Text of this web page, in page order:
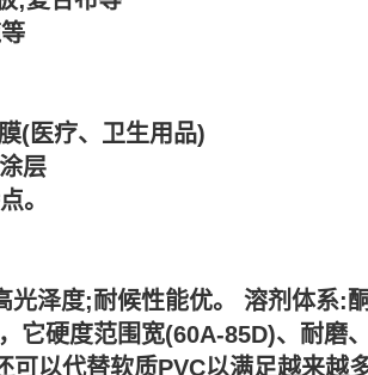
(医疗、卫生用品)
层
。
泽度;耐候性能优。 溶剂体系:
它硬度范围宽(60A-85D)、耐磨
以代替软质PVC以满足越来越